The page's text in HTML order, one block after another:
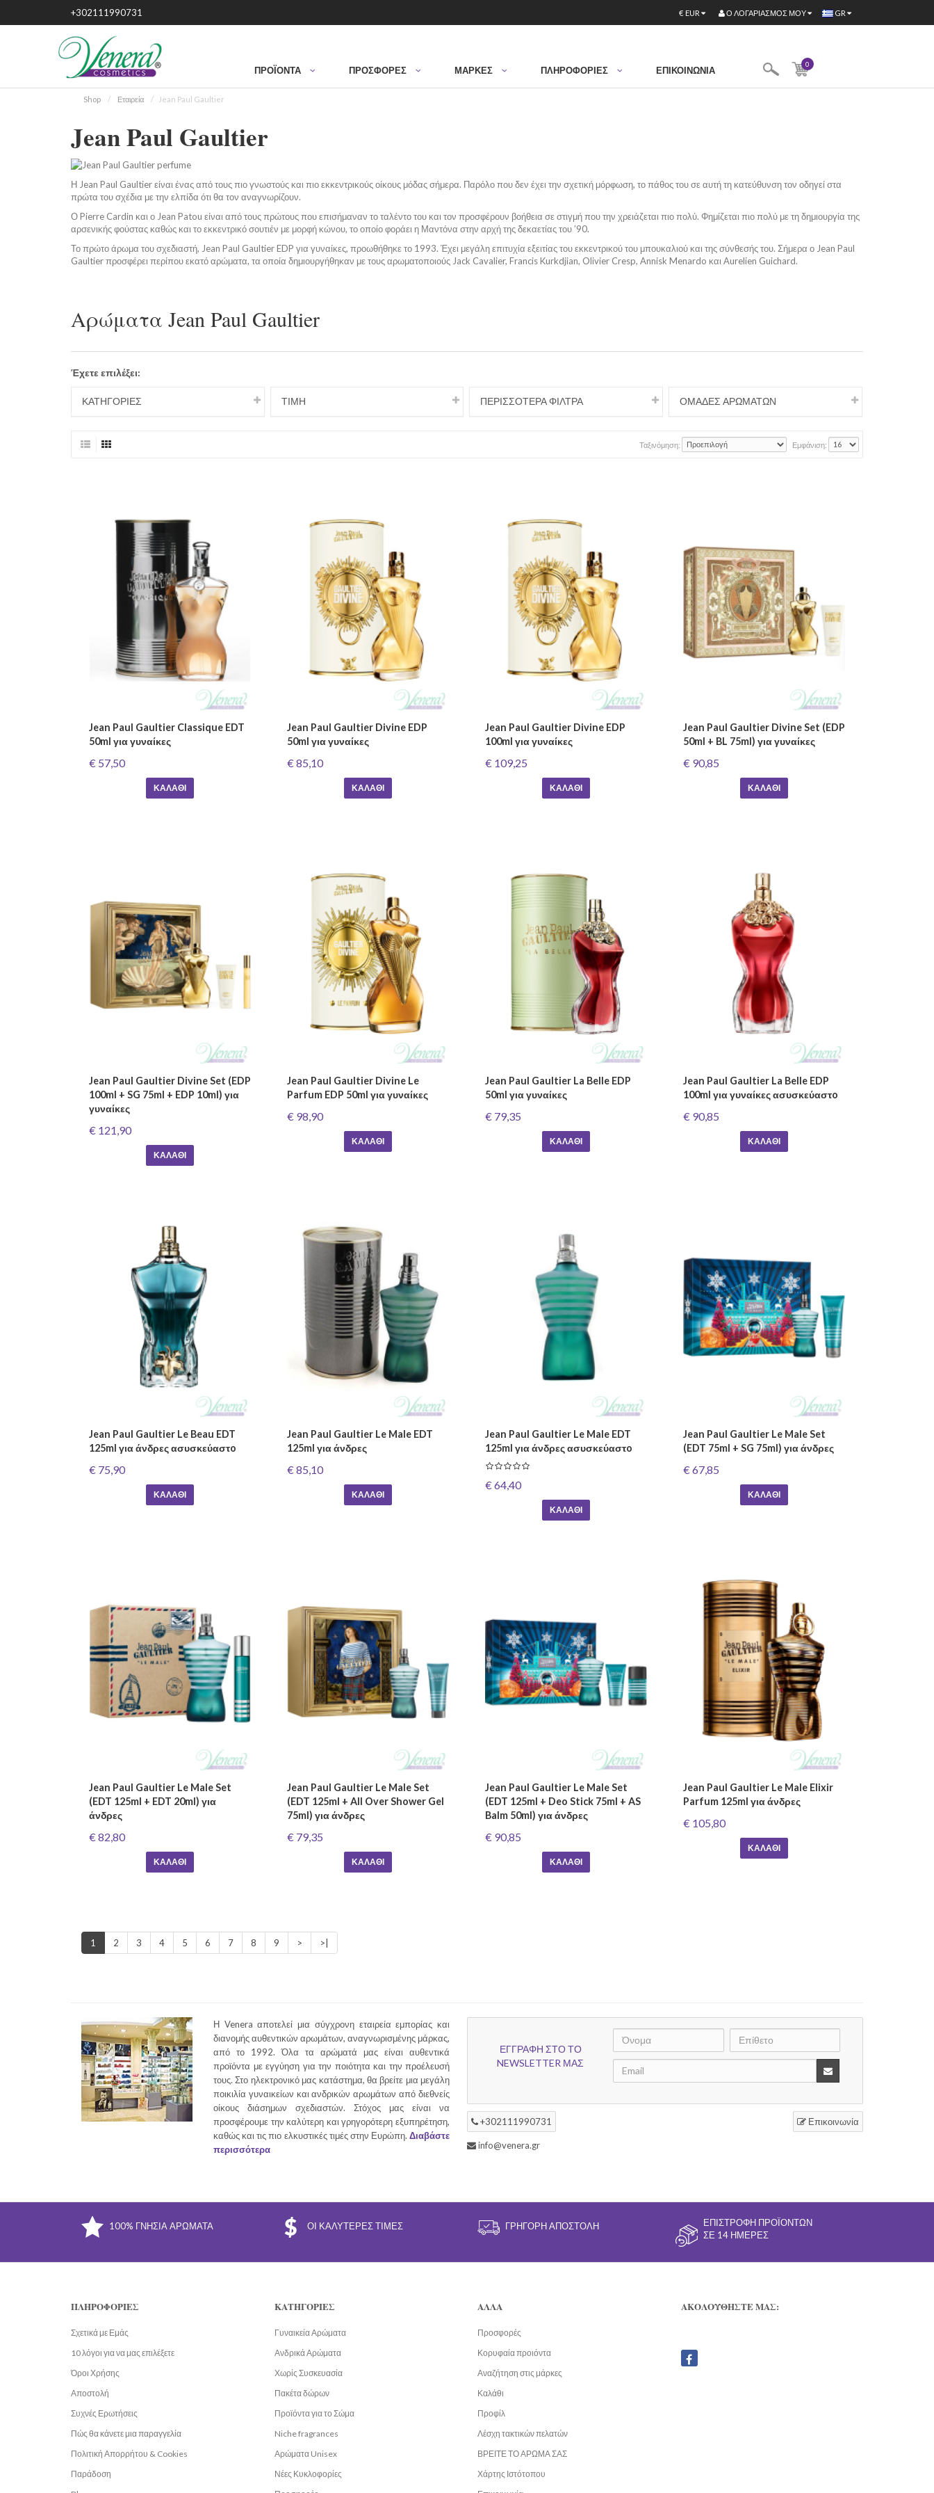
+302111990731 GR
€ EUR Ο ΛΟΓΑΡΙΑΣΜΌΣ ΜΟΥ
ΠΡΟΪΌΝΤΑ ΠΡΟΣΦΟΡΈΣ ΜΆΡΚΕΣ ΠΛΗΡΟΦΟΡΙΕΣ ΕΠΙΚΟΙΝΩΝΊΑ
0
Shop Εταιρεία Jean Paul Gaultier
Jean Paul Gaultier
Η Jean Paul Gaultier είναι ένας από τους πιο γνωστούς και πιο εκκεντρικούς οίκους μόδας σήμερα. Παρόλο που δεν έχει την σχετική μόρφωση, το πάθος του σε αυτή τη κατεύθυνση τον οδηγεί στα
πρώτα του σχέδια με την ελπίδα ότι θα τον αναγνωρίζουν.
Ο Pierre Cardin και ο Jean Patou είναι από τους πρώτους που επισήμαναν το ταλέντο του και τον προσφέρουν βοήθεια σε στιγμή που την χρειάζεται πιο πολύ. Φημίζεται πιο πολύ με τη δημιουργία της
αρσενικής φούστας καθώς και το εκκεντρικό σουτιέν με μορφή κώνου, το οποίο φοράει η Μαντόνα στην αρχή της δεκαετίας του ’90.
Το πρώτο άρωμα του σχεδιαστή, Jean Paul Gaultier EDP για γυναίκες, προωθήθηκε το 1993. Έχει μεγάλη επιτυχία εξειτίας του εκκεντρικού του μπουκαλιού και της σύνθεσής του. Σήμερα ο Jean Paul
Gaultier προσφέρει περίπου εκατό αρώματα, τα οποία δημιουργήθηκαν με τους αρωματοποιούς Jack Cavalier, Francis Kurkdjian, Olivier Cresp, Annisk Menardo και Aurelien Guichard.
Αρώματα Jean Paul Gaultier
Έχετε επιλέξει:
ΚΑΤΗΓΟΡΙΕΣ ΤΙΜΉ ΠΕΡΙΣΣΟΤΕΡΑ ΦΙΛΤΡΑ ΟΜΑΔΕΣ ΑΡΩΜΑΤΩΝ
Ταξινόμηση: Εμφάνιση:
Jean Paul Gaultier Classique EDT
50ml για γυναίκες
€ 57,50
ΚΑΛΆΘΙ
Jean Paul Gaultier Divine EDP
50ml για γυναίκες
€ 85,10
ΚΑΛΆΘΙ
Jean Paul Gaultier Divine EDP
100ml για γυναίκες
€ 109,25
ΚΑΛΆΘΙ
Jean Paul Gaultier Divine Set (EDP
50ml + BL 75ml) για γυναίκες
€ 90,85
ΚΑΛΆΘΙ
Jean Paul Gaultier Divine Set (EDP
100ml + SG 75ml + EDP 10ml) για
γυναίκες
€ 121,90
ΚΑΛΆΘΙ
Jean Paul Gaultier Divine Le
Parfum EDP 50ml για γυναίκες
€ 98,90
ΚΑΛΆΘΙ
Jean Paul Gaultier La Belle EDP
50ml για γυναίκες
€ 79,35
ΚΑΛΆΘΙ
Jean Paul Gaultier La Belle EDP
100ml για γυναίκες ασυσκεύαστo
€ 90,85
ΚΑΛΆΘΙ
Jean Paul Gaultier Le Beau EDT
125ml για άνδρες ασυσκεύαστo
€ 75,90
ΚΑΛΆΘΙ
Jean Paul Gaultier Le Male EDT
125ml για άνδρες
€ 85,10
ΚΑΛΆΘΙ
Jean Paul Gaultier Le Male EDT
125ml για άνδρες ασυσκεύαστo
€ 64,40
ΚΑΛΆΘΙ
Jean Paul Gaultier Le Male Set
(EDT 75ml + SG 75ml) για άνδρες
€ 67,85
ΚΑΛΆΘΙ
Jean Paul Gaultier Le Male Set
(EDT 125ml + EDT 20ml) για
άνδρες
€ 82,80
ΚΑΛΆΘΙ
Jean Paul Gaultier Le Male Set
(EDT 125ml + All Over Shower Gel
75ml) για άνδρες
€ 79,35
ΚΑΛΆΘΙ
Jean Paul Gaultier Le Male Set
(EDT 125ml + Deo Stick 75ml + AS
Balm 50ml) για άνδρες
€ 90,85
ΚΑΛΆΘΙ
Jean Paul Gaultier Le Male Elixir
Parfum 125ml για άνδρες
€ 105,80
ΚΑΛΆΘΙ
1 2 3 4 5 6 7 8 9 > >|
Η Venera αποτελεί μια σύγχρονη εταιρεία εμπορίας και
διανομής αυθεντικών αρωμάτων, αναγνωρισμένης μάρκας,
από το 1992. Όλα τα αρώματά μας είναι αυθεντικά
προϊόντα με εγγύηση για την ποιότητα και την προέλευσή
τους. Στο ηλεκτρονικό μας κατάστημα, θα βρείτε μια μεγάλη
ποικιλία γυναικείων και ανδρικών αρωμάτων από διεθνείς
οίκους διάσημων σχεδιαστών. Στόχος μας είναι να
προσφέρουμε την καλύτερη και γρηγορότερη εξυπηρέτηση,
καθώς και τις πιο ελκυστικές τιμές στην Ευρώπη. Διαβάστε
περισσότερα
ΕΓΓΡΑΦΗ ΣΤΟ ΤΟ
NEWSLETTER ΜΑΣ
+302111990731 Επικοινωνία
info@venera.gr
100% ΓΝΉΣΙΑ ΑΡΏΜΑΤΑ ΟΙ ΚΑΛΎΤΕΡΕΣ ΤΙΜΈΣ ΓΡΉΓΟΡΗ ΑΠΟΣΤΟΛΉ
ΕΠΙΣΤΡΟΦΉ ΠΡΟΪΌΝΤΩΝ
ΣΕ 14 ΗΜΈΡΕΣ
ΠΛΗΡΟΦΟΡΊΕΣ
Σχετικά με Εμάς
10 λόγοι για να μας επιλέξετε
Όροι Χρήσης
Αποστολή
Συχνές Ερωτήσεις
Πώς θα κάνετε μια παραγγελία
Πολιτική Απορρήτου & Cookies
Παράδοση
ΚΑΤΗΓΟΡΙΕΣ
Γυναικεία Αρώματα
Ανδρικά Αρώματα
Χωρίς Συσκευασία
Πακέτα δώρων
Προϊόντα για το Σώμα
Niche fragrances
Αρώματα Unisex
Νέες Κυκλοφορίες
ΑΛΛΑ
Προσφορές
Κορυφαία προιόντα
Αναζήτηση στις μάρκες
Καλάθι
Προφίλ
Λέσχη τακτικών πελατών
ΒΡΕΙΤΕ ΤΟ ΑΡΩΜΑ ΣΑΣ
Χάρτης Ιστότοπου
ΑΚΟΛΟΥΘΗΣΤΕ ΜΑΣ: